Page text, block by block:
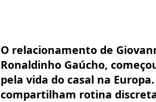
O relacionamento de
Ronaldinho Gaúcho,
pela vida do casal na
compartilham rotina